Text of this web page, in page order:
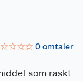
☆☆☆☆ 0omtaler
som raskt